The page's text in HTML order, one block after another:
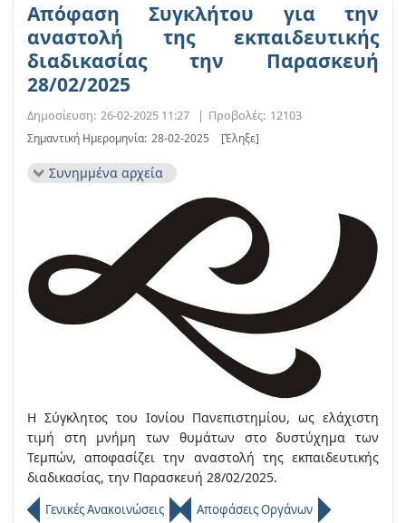
Απόφαση Συγκλήτου για την
αναστολή της εκπαιδευτικής
διαδικασίας την Παρασκευή
28/02/2025
Δημοσίευση: 26-02-2025 11:27 | Προβολές: 12103
Σημαντική Ημερομηνία: 28-02-2025 [Έληξε]
Συνημμένα αρχεία
Η Σύγκλητος του Ιονίου Πανεπιστημίου, ως ελάχιστη
τιμή στη μνήμη των θυμάτων στο δυστύχημα των
Τεμπών, αποφασίζει την αναστολή της εκπαιδευτικής
διαδικασίας, την Παρασκευή 28/02/2025.
Γενικές Ανακοινώσεις Αποφάσεις Οργάνων